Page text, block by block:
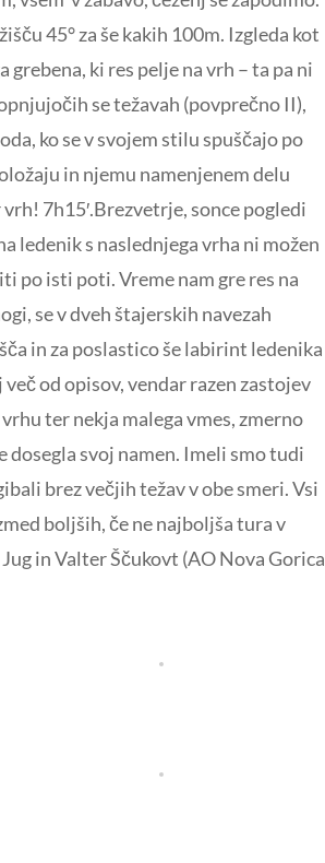
45° za še kakih 100m. Izgleda kot
grebena, ki res pelje na vrh – ta pa ni
se težavah (povprečno II),
ko se v svojem stilu spuščajo po
in njemu namenjenem delu
7h15′.Brezvetrje, sonce pogledi
ledenik s naslednjega vrha ni možen
po isti poti. Vreme nam gre res na
se v dveh štajerskih navezah
in za poslastico še labirint ledenika
od opisov, vendar razen zastojev
ter nekja malega vmes, zmerno
dosegla svoj namen. Imeli smo tudi
brez večjih težav v obe smeri. Vsi
boljših, če ne najboljša tura v
in Valter Ščukovt (AO Nova Gorica